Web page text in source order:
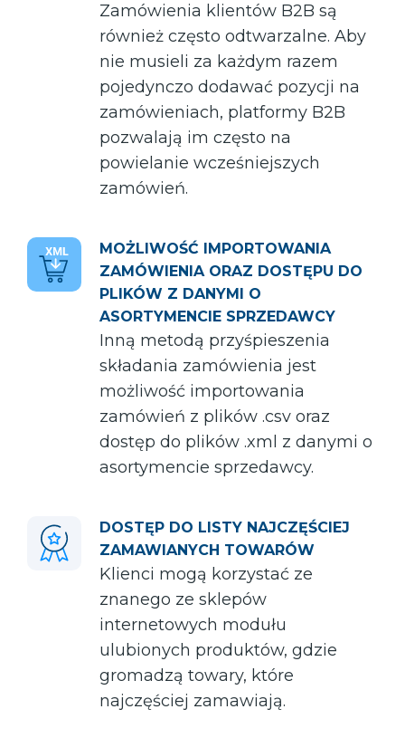
Zamówienia klientów B2B są
również często odtwarzalne. Aby
nie musieli za każdym razem
pojedynczo dodawać pozycji na
zamówieniach, platformy B2B
pozwalają im często na
powielanie wcześniejszych
zamówień.
MOŻLIWOŚĆ IMPORTOWANIA
ZAMÓWIENIA ORAZ DOSTĘPU DO
PLIKÓW Z DANYMI O
ASORTYMENCIE SPRZEDAWCY
Inną metodą przyśpieszenia
składania zamówienia jest
możliwość importowania
zamówień z plików .csv oraz
dostęp do plików .xml z danymi o
asortymencie sprzedawcy.
DOSTĘP DO LISTY NAJCZĘŚCIEJ
ZAMAWIANYCH TOWARÓW
Klienci mogą korzystać ze
znanego ze sklepów
internetowych modułu
ulubionych produktów, gdzie
gromadzą towary, które
najczęściej zamawiają.